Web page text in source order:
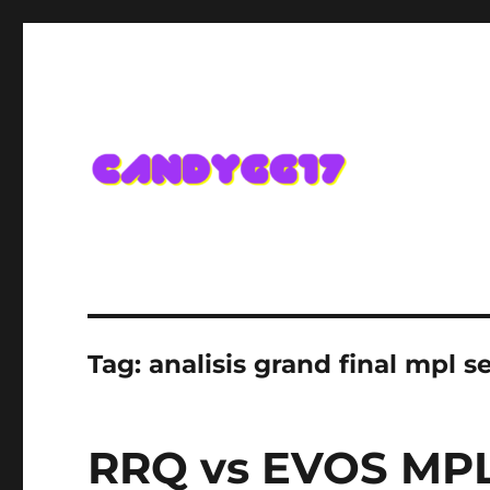
Tag:analisis grand final mpl
RRQ vs EVOS